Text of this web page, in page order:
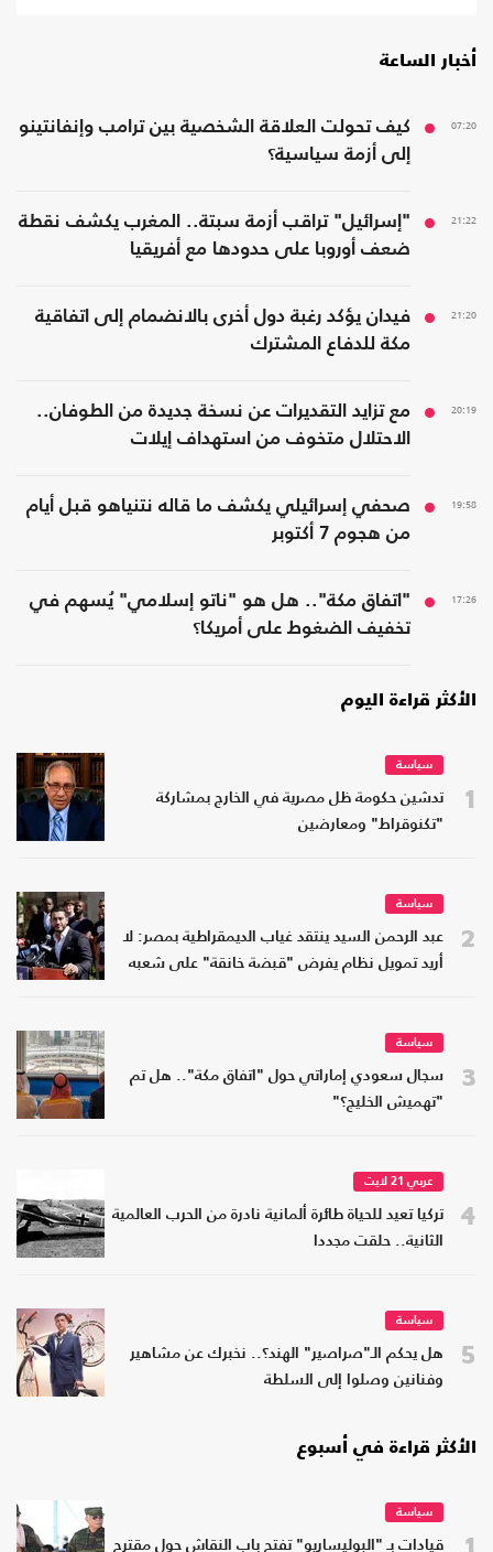
أخبار الساعة
07:20
كيف تحولت العلاقة الشخصية بين ترامب وإنفانتينو
إلى أزمة سياسية؟
21:22
"إسرائيل" تراقب أزمة سبتة.. المغرب يكشف نقطة
ضعف أوروبا على حدودها مع أفريقيا
21:20
فيدان يؤكد رغبة دول أخرى بالانضمام إلى اتفاقية
مكة للدفاع المشترك
20:19
مع تزايد التقديرات عن نسخة جديدة من الطوفان..
الاحتلال متخوف من استهداف إيلات
19:58
صحفي إسرائيلي يكشف ما قاله نتنياهو قبل أيام
من هجوم 7 أكتوبر
17:26
"اتفاق مكة".. هل هو "ناتو إسلامي" يُسهم في
تخفيف الضغوط على أمريكا؟
الأكثر قراءة اليوم
1
سياسة
تدشين حكومة ظل مصرية في الخارج بمشاركة
"تكنوقراط" ومعارضين
2
سياسة
عبد الرحمن السيد ينتقد غياب الديمقراطية بمصر: لا
أريد تمويل نظام يفرض "قبضة خانقة" على شعبه
3
سياسة
سجال سعودي إماراتي حول "اتفاق مكة".. هل تم
"تهميش الخليج؟"
4
عربي 21 لايت
تركيا تعيد للحياة طائرة ألمانية نادرة من الحرب العالمية
الثانية.. حلقت مجددا
5
سياسة
هل يحكم الـ"صراصير" الهند؟.. نخبرك عن مشاهير
وفنانين وصلوا إلى السلطة
الأكثر قراءة في أسبوع
1
سياسة
قيادات بـ "البوليساريو" تفتح باب النقاش حول مقترح